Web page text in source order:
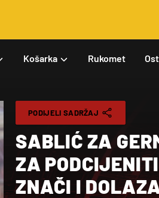
Košarka Rukomet
PODIJELI SADRŽAJ
SABLIĆ ZA
ZA
ZNAČI I